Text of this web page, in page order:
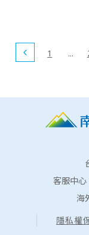
1 ...
客服中心
海
隱私權